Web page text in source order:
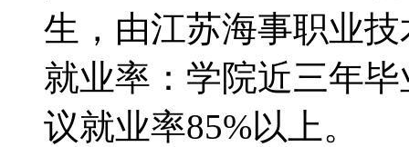
生，由江苏海事职业
就业率：学院近三年
议就业率85%以上